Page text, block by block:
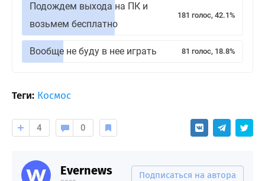
Подождем выхода на ПК и
возьмем бесплатно
181 голос, 42.1%
Вообще не буду в нее играть 81 голос, 18.8%
Теги: Космос
4 0
Evernews Подписаться на автора